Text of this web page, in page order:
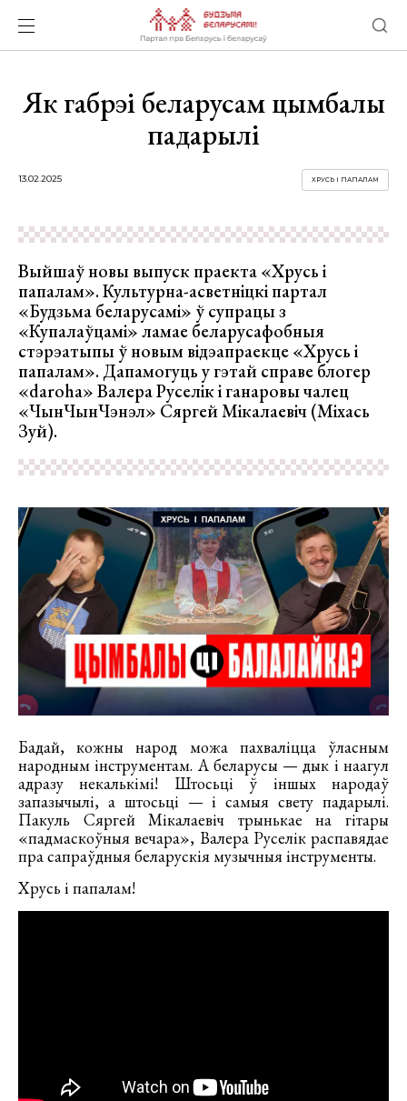
Як габрэі беларусам цымбалы
падарылі
13.02.2025 ХРУСЬ І ПАПАЛАМ
Выйшаў новы выпуск праекта «Хрусь і
папалам». Культурна-асветніцкі партал
«Будзьма беларусамі» ў супрацы з
«Купалаўцамі» ламае беларусафобныя
стэрэатыпы ў новым відэапраекце «Хрусь і
папалам». Дапамогуць у гэтай справе блогер
«daroha» Валера Руселік і ганаровы чалец
«ЧынЧынЧэнэл» Сяргей Мікалаевіч (Міхась
Зуй).
Бадай, кожны народ можа пахваліцца ўласным
народным інструментам. А беларусы — дык і наагул
адразу некалькімі! Штосьці ў іншых народаў
запазычылі, а штосьці — і самыя свету падарылі.
Пакуль Сяргей Мікалаевіч трынькае на гітары
«падмаскоўныя вечара», Валера Руселік распавядае
пра сапраўдныя беларускія музычныя інструменты.
Хрусь і папалам!